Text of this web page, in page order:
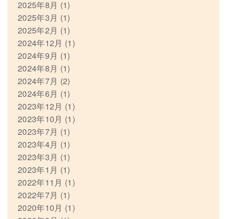
2025年8月 (1)
2025年3月 (1)
2025年2月 (1)
2024年12月 (1)
2024年9月 (1)
2024年8月 (1)
2024年7月 (2)
2024年6月 (1)
2023年12月 (1)
2023年10月 (1)
2023年7月 (1)
2023年4月 (1)
2023年3月 (1)
2023年1月 (1)
2022年11月 (1)
2022年7月 (1)
2020年10月 (1)